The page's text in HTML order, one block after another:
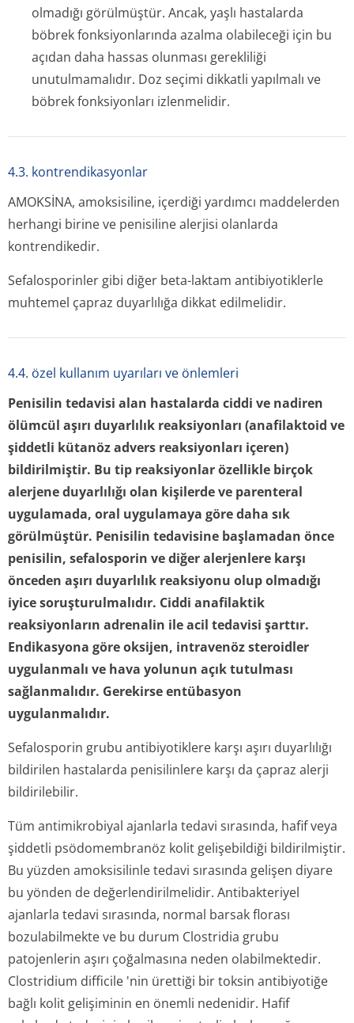
olmadığı görülmüştür. Ancak, yaşlı hastalarda
böbrek fonksiyonlarında azalma olabileceği için bu
açıdan daha hassas olunması gerekliliği
unutulmamalıdır. Doz seçimi dikkatli yapılmalı ve
böbrek fonksiyonları izlenmelidir.
4.3. kontrendikasyonlar
AMOKSİNA, amoksisiline, içerdiği yardımcı maddelerden
herhangi birine ve penisiline alerjisi olanlarda
kontrendikedir.
Sefalosporinler gibi diğer beta-laktam antibiyotiklerle
muhtemel çapraz duyarlılığa dikkat edilmelidir.
4.4. özel kullanım uyarıları ve önlemleri
Penisilin tedavisi alan hastalarda ciddi ve nadiren
ölümcül aşırı duyarlılık reaksiyonları (anafilaktoid ve
şiddetli kütanöz advers reaksiyonları içeren)
bildirilmiştir. Bu tip reaksiyonlar özellikle birçok
alerjene duyarlılığı olan kişilerde ve parenteral
uygulamada, oral uygulamaya göre daha sık
görülmüştür. Penisilin tedavisine başlamadan önce
penisilin, sefalosporin ve diğer alerjenlere karşı
önceden aşırı duyarlılık reaksiyonu olup olmadığı
iyice soruşturulmalıdır. Ciddi anafilaktik
reaksiyonların adrenalin ile acil tedavisi şarttır.
Endikasyona göre oksijen, intravenöz steroidler
uygulanmalı ve hava yolunun açık tutulması
sağlanmalıdır. Gerekirse entübasyon
uygulanmalıdır.
Sefalosporin grubu antibiyotiklere karşı aşırı duyarlılığı
bildirilen hastalarda penisilinlere karşı da çapraz alerji
bildirilebilir.
Tüm antimikrobiyal ajanlarla tedavi sırasında, hafif veya
şiddetli psödomembranöz kolit gelişebildiği bildirilmiştir.
Bu yüzden amoksisilinle tedavi sırasında gelişen diyare
bu yönden de değerlendiril­melidir. Antibakteriyel
ajanlarla tedavi sırasında, normal barsak florası
bozulabilmekte ve bu durum Clostridia grubu
patojenlerin aşırı çoğalmasına neden olabilmektedir.
Clostridium difficile 'nin ürettiği bir toksin antibiyotiğe
bağlı kolit gelişiminin en önemli nedenidir. Hafif